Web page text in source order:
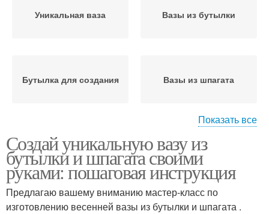
Уникальная ваза Вазы из бутылки
Бутылка для создания Вазы из шпагата
Вазы из пластиковой
бутылки
обмоткой
Бутылка для
Ваза из пластиковой
Показать все
Создай уникальную вазу из
бутылки и шпагата своими
руками: пошаговая инструкция
Предлагаю вашему вниманию мастер-класс по
изготовлению весенней вазы из бутылки и шпагата .